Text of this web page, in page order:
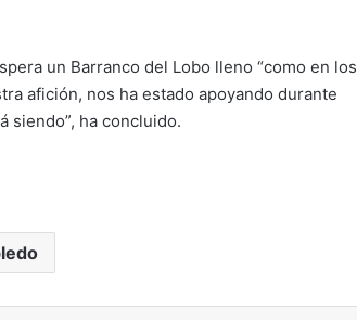
un Barranco del Lobo lleno “como en los
afición, nos ha estado apoyando durante
siendo”, ha concluido.